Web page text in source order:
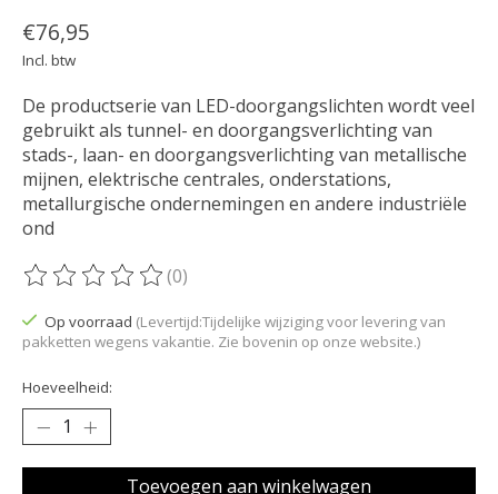
€76,95
Incl. btw
De productserie van LED-doorgangslichten wordt veel
gebruikt als tunnel- en doorgangsverlichting van
stads-, laan- en doorgangsverlichting van metallische
mijnen, elektrische centrales, onderstations,
metallurgische ondernemingen en andere industriële
ond
De beoordeling van dit product is
(0)
Op voorraad (Levertijd:Tijdelijke wijziging voor levering van
pakketten wegens vakantie. Zie bovenin op onze website.)
Hoeveelheid:
Toevoegen aan winkelwagen